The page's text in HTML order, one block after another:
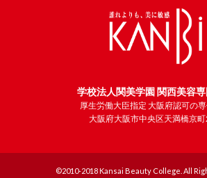
学校法人関美学園 関西美容
厚生労働大臣指定 大阪府認可の
大阪府大阪市中央区天満橋京
©2010-2018 Kansai Beauty College. All